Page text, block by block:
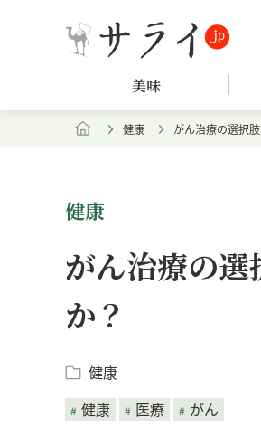
美味
健康 がん治療の選択
健康
がん治療の
か？
健康
健康
医療 がん